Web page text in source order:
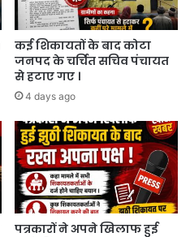
कई शिकायतों के बाद कोटा
जनपद के चर्चित सचिव पंचायत
से हटाए गए ।
4 days ago
पत्रकारों ने अपने खिलाफ हुई